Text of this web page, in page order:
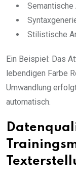
Stilistische
Ein Beispiel: Das
lebendigen Farbe
Umwandlung
automatisch.